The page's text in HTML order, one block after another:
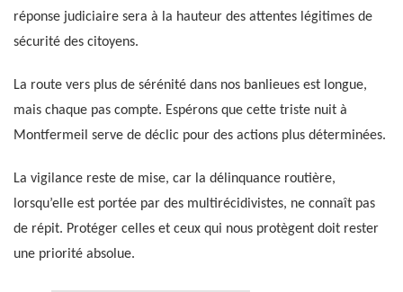
réponse judiciaire sera à la hauteur des attentes légitimes de
sécurité des citoyens.
La route vers plus de sérénité dans nos banlieues est longue,
mais chaque pas compte. Espérons que cette triste nuit à
Montfermeil serve de déclic pour des actions plus déterminées.
La vigilance reste de mise, car la délinquance routière,
lorsqu’elle est portée par des multirécidivistes, ne connaît pas
de répit. Protéger celles et ceux qui nous protègent doit rester
une priorité absolue.